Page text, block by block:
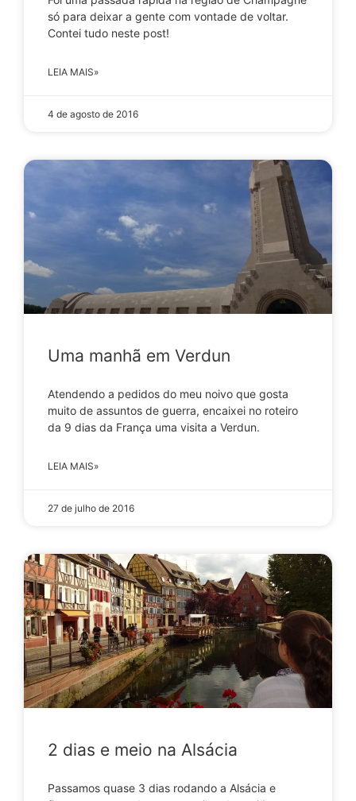
só para deixar a gente com vontade de voltar.
Contei tudo neste post!
LEIA MAIS»
4 de agosto de 2016
Uma manhã em Verdun
Atendendo a pedidos do meu noivo que gosta
muito de assuntos de guerra, encaixei no roteiro
da 9 dias da França uma visita a Verdun.
LEIA MAIS»
27 de julho de 2016
2 dias e meio na Alsácia
Passamos quase 3 dias rodando a Alsácia e